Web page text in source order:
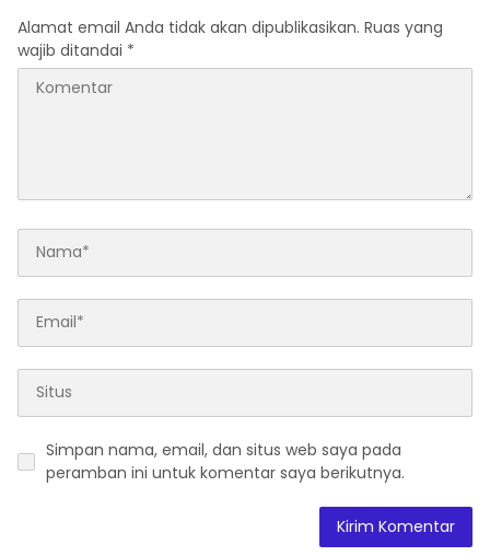
Alamat email Anda tidak akan dipublikasikan. Ruas yang
wajib ditandai *
Simpan nama, email, dan situs web saya pada
peramban ini untuk komentar saya berikutnya.